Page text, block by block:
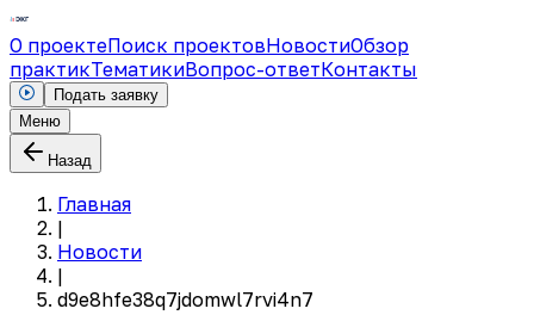
О проектеПоиск проектовНовостиОбзор
практикТематикиВопрос-ответКонтакты
Подать заявку
Меню
Назад
Главная
|
Новости
|
d9e8hfe38q7jdomwl7rvi4n7